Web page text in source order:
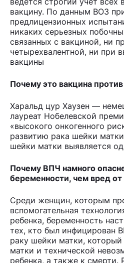
вакцину. По данным ВОЗ
предлицензионных
никаких серьезных
связанных с вакциной, ни
четырехвалентной, ни при
вакцины
Почему это вакцина
Xаральд цур Хаузен —
лауреат Нобелевской
«высокого онкогенного
развитию рака шейки
шейки матки выявляется
Почему ВПЧ намного
беременности, чем вред от
Среди женщин, которым
вспомогательная
ребенка, беременность
тех, кто был инфицирован
раку шейки матки,
матки и технической
ребенка, а также к смерти.